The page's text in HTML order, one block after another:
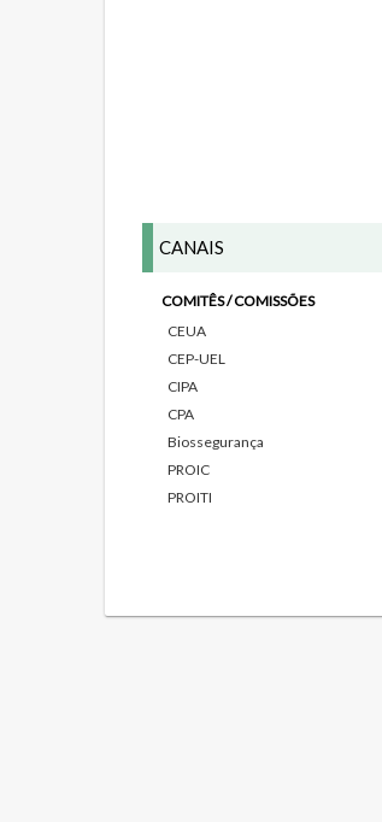
CANAIS
COMITÊS / COMISSÕES
CEUA
CEP-UEL
CIPA
CPA
Biossegurança
PROIC
PROITI